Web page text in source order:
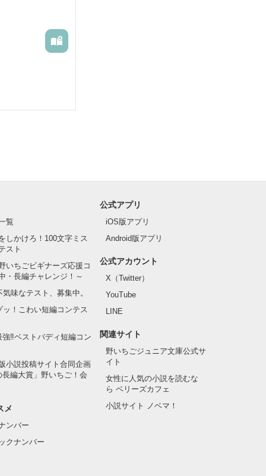
覧
しかけろ！100文字ミス
スト
いちごビギナーズ応援コ
・長編チャレンジ！～
味なテスト、募集中。
ッ！こわい短編コンテス
強‼ベストバディ短編コン
小説投稿サイト合同企画
長編大賞」野いちご！会
メ
ンバー
クナンバー
公式アプリ
iOS版アプリ
Android版アプリ
公式アカウント
X（Twitter）
YouTube
LINE
関連サイト
野いちごジュニア文庫公式サ
イト
女性に人気の小説を読むな
ら ベリーズカフェ
小説サイト ノベマ！